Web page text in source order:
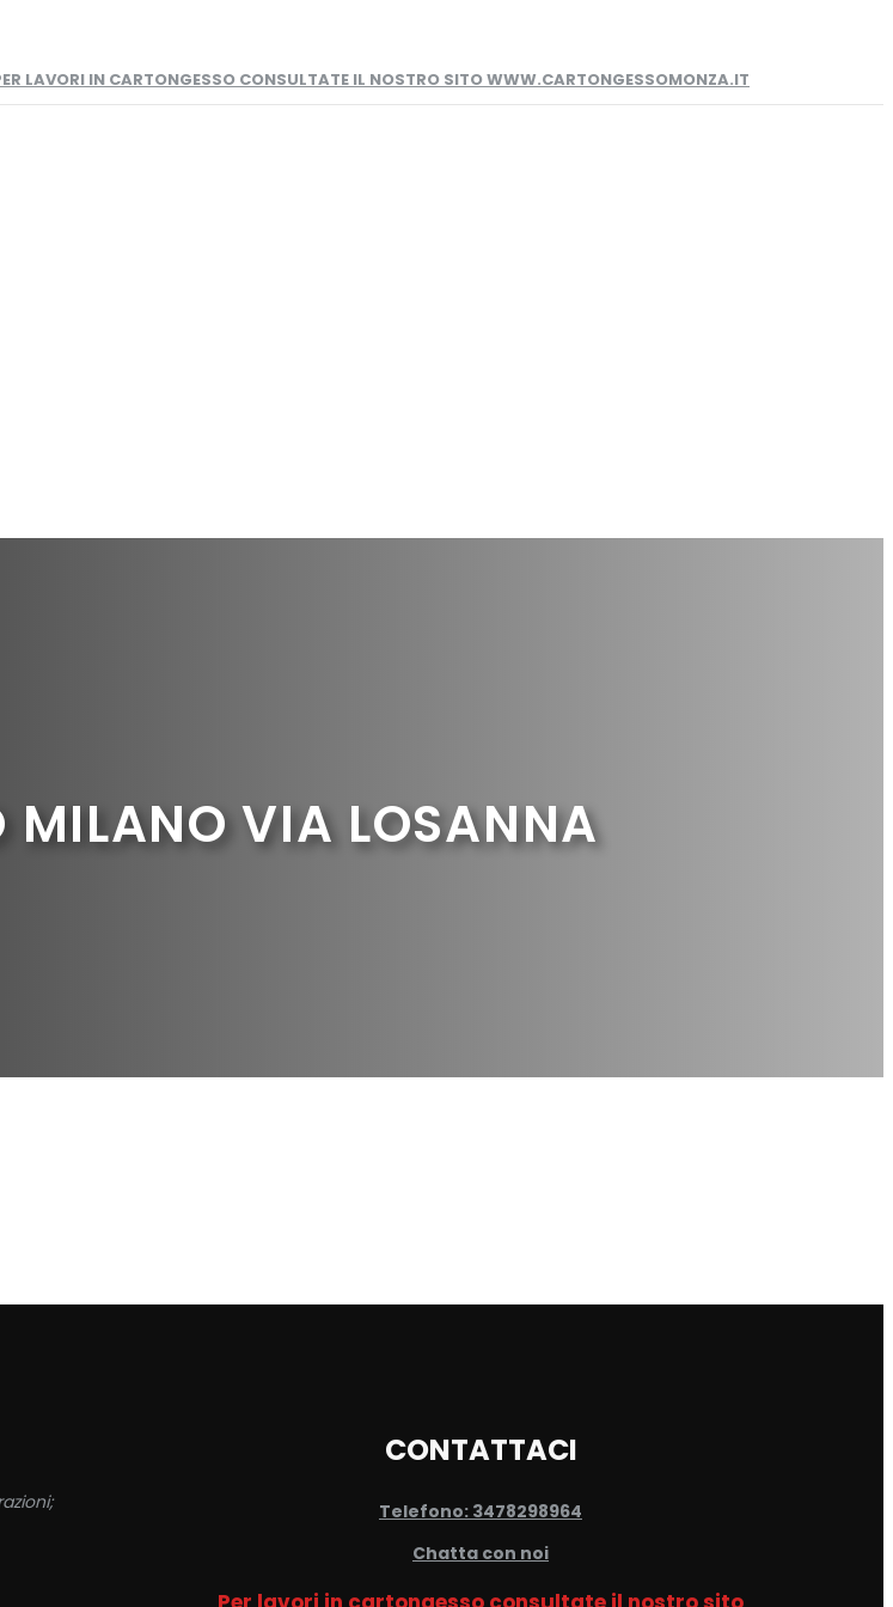
LAVORI IN CARTONGESSO CONSULTATE IL NOSTRO SITO WWW.CARTONGESSOMONZA.IT
VIA LOSANNA
CONTATTACI
Telefono: 3478298964
Chatta con noi